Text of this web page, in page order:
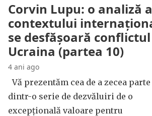
Corvin Lupu: o analiză a
contextului
se desfășoară
Ucraina (partea 10)
4 ani ago
Vă prezentăm cea de a zecea parte
dintr-o serie de dezvăluiri de o
excepțională valoare pentru